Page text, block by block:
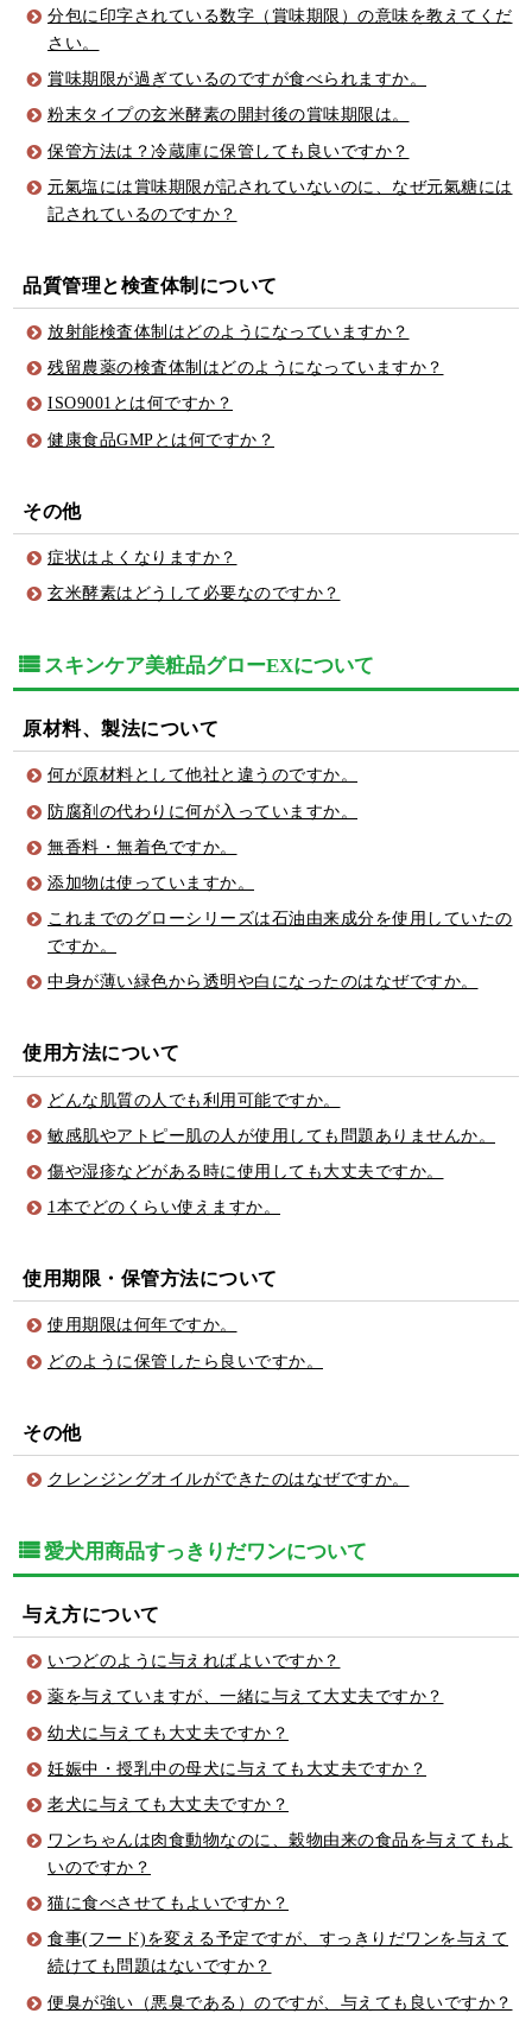
分包に印字されている数字（賞味期限）の意味を教えてくだ
さい。
賞味期限が過ぎているのですが食べられますか。
粉末タイプの玄米酵素の開封後の賞味期限は。
保管方法は？冷蔵庫に保管しても良いですか？
元氣塩には賞味期限が記されていないのに、なぜ元氣糖には
記されているのですか？
品質管理と検査体制について
放射能検査体制はどのようになっていますか？
残留農薬の検査体制はどのようになっていますか？
ISO9001とは何ですか？
健康食品GMPとは何ですか？
その他
症状はよくなりますか？
玄米酵素はどうして必要なのですか？
スキンケア美粧品グローEXについて
原材料、製法について
何が原材料として他社と違うのですか。
防腐剤の代わりに何が入っていますか。
無香料・無着色ですか。
添加物は使っていますか。
これまでのグローシリーズは石油由来成分を使用していたの
ですか。
中身が薄い緑色から透明や白になったのはなぜですか。
使用方法について
どんな肌質の人でも利用可能ですか。
敏感肌やアトピー肌の人が使用しても問題ありませんか。
傷や湿疹などがある時に使用しても大丈夫ですか。
1本でどのくらい使えますか。
使用期限・保管方法について
使用期限は何年ですか。
どのように保管したら良いですか。
その他
クレンジングオイルができたのはなぜですか。
愛犬用商品すっきりだワンについて
与え方について
いつどのように与えればよいですか？
薬を与えていますが、一緒に与えて大丈夫ですか？
幼犬に与えても大丈夫ですか？
妊娠中・授乳中の母犬に与えても大丈夫ですか？
老犬に与えても大丈夫ですか？
ワンちゃんは肉食動物なのに、穀物由来の食品を与えてもよ
いのですか？
猫に食べさせてもよいですか？
食事(フード)を変える予定ですが、すっきりだワンを与えて
続けても問題はないですか？
便臭が強い（悪臭である）のですが、与えても良いですか？